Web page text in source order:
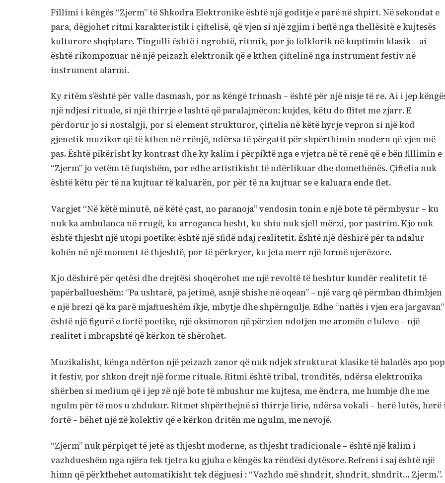
Fillimi i këngës “Zjerm” të Shkodra Elektronike është një goditje e parë në shpirt. Në sekondat e
para, dëgjohet ritmi karakteristik i çiftelisë, që vjen si një zgjim i beftë nga thellësitë e kujtesës
kulturore shqiptare. Tingulli është i ngrohtë, ritmik, por jo folklorik në kuptimin klasik – ai
është rikompozuar në një peizazh elektronik që e kthen çiftelinë nga instrument festiv në
instrument alarmi.
Ky ritëm s’është për valle dasmash, por as këngë trimash – është për një nisje të re. Ai i jep
një ndjesi rituale, si një thirrje e lashtë që paralajmëron: kujdes, këtu do flitet me zjarr. E
përdorur jo si nostalgji, por si element strukturor, çiftelia në këtë hyrje vepron si një kod
gjenetik muzikor që të kthen në rrënjë, ndërsa të përgatit për shpërthimin modern që vjen më
pas. Është pikërisht ky kontrast dhe ky kalim i përpiktë nga e vjetra në të renë që e bën fillimin e
“Zjerm” jo vetëm të fuqishëm, por edhe artistikisht të ndërlikuar dhe domethënës. Çiftelia nuk
është këtu për të na kujtuar të kaluarën, por për të na kujtuar se e kaluara ende flet.
Vargjet “Në këtë minutë, në këtë çast, no paranoja” vendosin tonin e një bote të përmbysur – ku
nuk ka ambulanca në rrugë, ku arroganca hesht, ku shiu nuk sjell mërzi, por pastrim. Kjo nuk
është thjesht një utopi poetike: është një sfidë ndaj realitetit. Është një dëshirë për ta ndalur
kohën në një moment të thjeshtë, por të përkryer, ku jeta merr një formë njerëzore.
Kjo dëshirë për qetësi dhe drejtësi shoqërohet me një revoltë të heshtur kundër realitetit të
papërballueshëm: “Pa ushtarë, pa jetimë, asnjë shishe në oqean” – një varg që përmban dhimbjen
e një brezi që ka parë mjaftueshëm ikje, mbytje dhe shpërngulje. Edhe “naftës i vjen era jargavan”
është një figurë e fortë poetike, një oksimoron që përzien ndotjen me aromën e luleve – një
realitet i mbrapshtë që kërkon të shërohet.
Muzikalisht, kënga ndërton një peizazh zanor që nuk ndjek strukturat klasike të baladës apo
it festiv, por shkon drejt një forme rituale. Ritmi është tribal, tronditës, ndërsa elektronika
shërben si medium që i jep zë një bote të mbushur me kujtesa, me ëndrra, me humbje dhe me
ngulm për të mos u zhdukur. Ritmet shpërthejnë si thirrje lirie, ndërsa vokali – herë lutës, herë
fortë – bëhet një zë kolektiv që e kërkon dritën me ngulm, me nevojë.
“Zjerm” nuk përpiqet të jetë as thjesht moderne, as thjesht tradicionale – është një kalim i
vazhdueshëm nga njëra tek tjetra ku gjuha e këngës ka rëndësi dytësore. Refreni i saj është një
himn që përkthehet automatikisht tek dëgjuesi : “Vazhdo më shndrit, shndrit, shndrit… Zjerm.”.